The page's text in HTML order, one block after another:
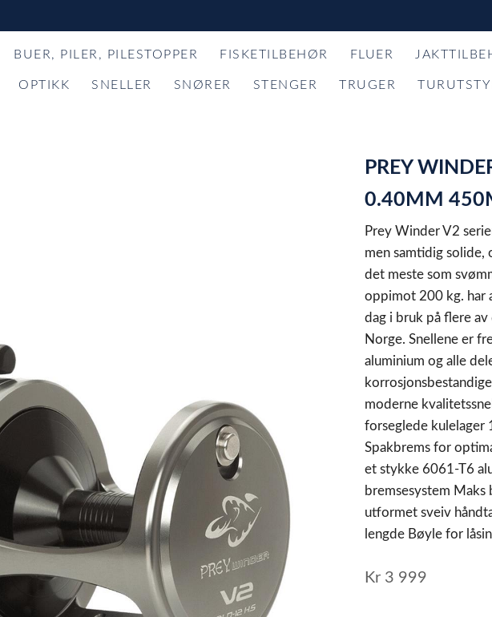
BUER, PILER, PILESTOPPER FISKETILBEHØR FLUER
OPTIKK SNELLER SNØRER STENGER TRUGER
PREY
0.40MM
Prey Winder V2
men samtidig solide,
det meste som
oppimot 200 kg. har
dag i bruk på flere
Norge. Snellene er
aluminium og alle
moderne
forseglede kulelager
Spakbrems for
et stykke 6061-T6
bremsesystem
utformet sveiv
lengde Bøyle for
Kr 3 999